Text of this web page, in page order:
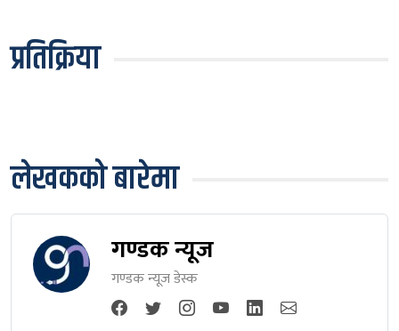
प्रतिक्रिया
लेखकको बारेमा
गण्डक न्यूज
गण्डक न्यूज डेस्क